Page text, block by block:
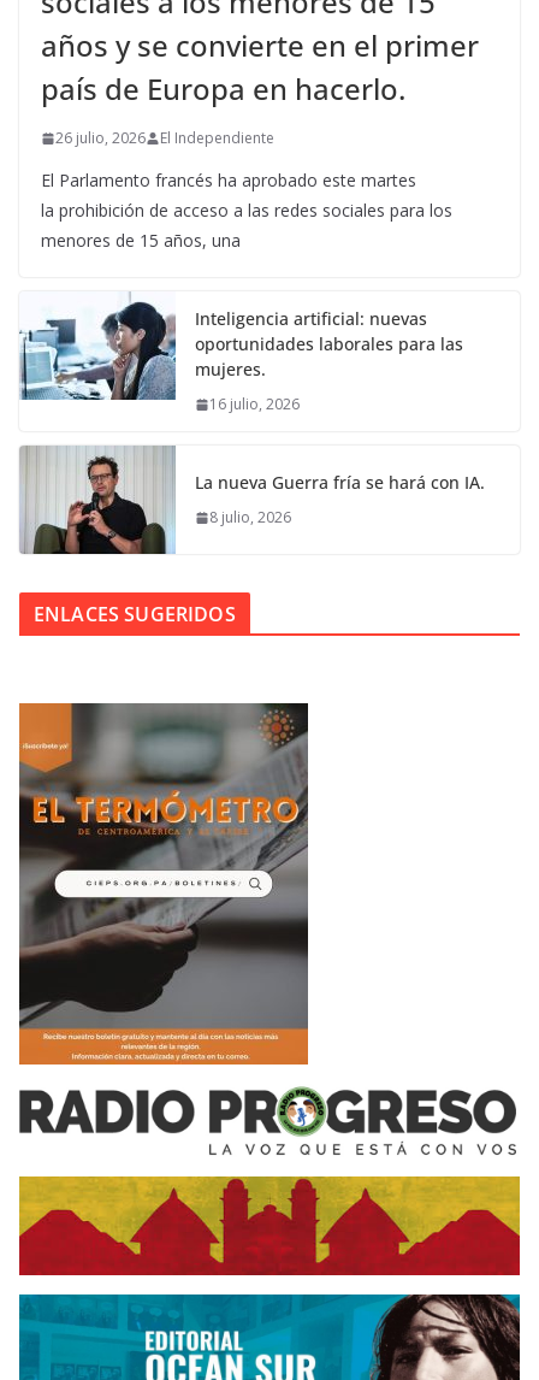
años y se convierte en el primer
país de Europa en hacerlo.
26 julio, 2026 El Independiente
El Parlamento francés ha aprobado este martes
la prohibición de acceso a las redes sociales para los
menores de 15 años, una
Inteligencia artificial: nuevas
oportunidades laborales para las
mujeres.
16 julio, 2026
La nueva Guerra fría se hará con IA.
8 julio, 2026
ENLACES SUGERIDOS